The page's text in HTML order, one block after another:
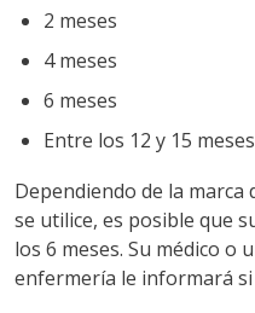
2 meses
4 meses
6 meses
Entre los 12 y 15 meses
Dependiendo de la marca
se utilice, es posible que
los 6 meses. Su médico o
enfermería le informará si